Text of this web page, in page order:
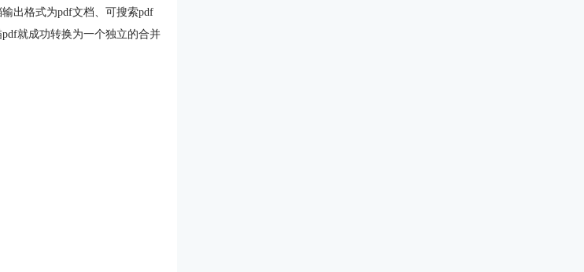
出格式为pdf文档、可搜索pdf
就成功转换为一个独立的合并